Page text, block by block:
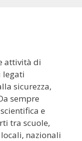
attività di
legati
sicurezza,
sempre
e
tra scuole,
nazionali